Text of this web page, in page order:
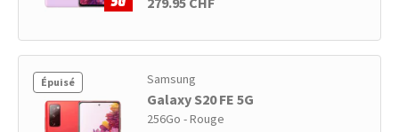
Épuisé Samsung
Galaxy S20 FE 5G
256Go - Rouge